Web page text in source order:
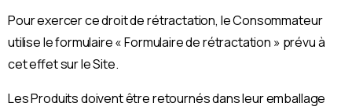
Pour exercer ce droit de rétractation, le Consommateur
utilise le formulaire « Formulaire de rétractation » prévu à
cet effet sur le Site.
Les Produits doivent être retournés dans leur emballage